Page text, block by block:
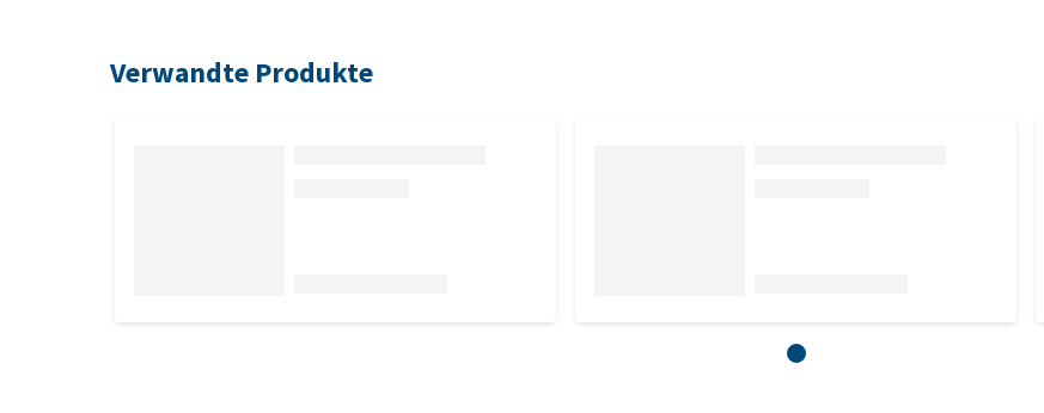
Verwandte Produkte